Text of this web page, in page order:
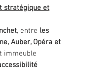
stratégique et
, entre les
Auber, Opéra et
immeuble